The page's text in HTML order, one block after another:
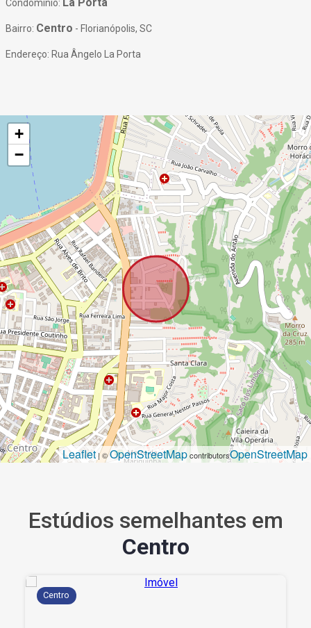
Condomínio:
Bairro: Centro - Florianópolis, SC
Endereço: Rua Ângelo La Porta
+
−
Leaflet | ©OpenStreetMapcontributorsOpenStreetMap
Estúdios semelhantes em
Centro
Centro